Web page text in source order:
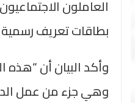
العاملون
بطاقات تعريف رسمية
وأكد البيان أن “هذه
وهي جزء من عمل